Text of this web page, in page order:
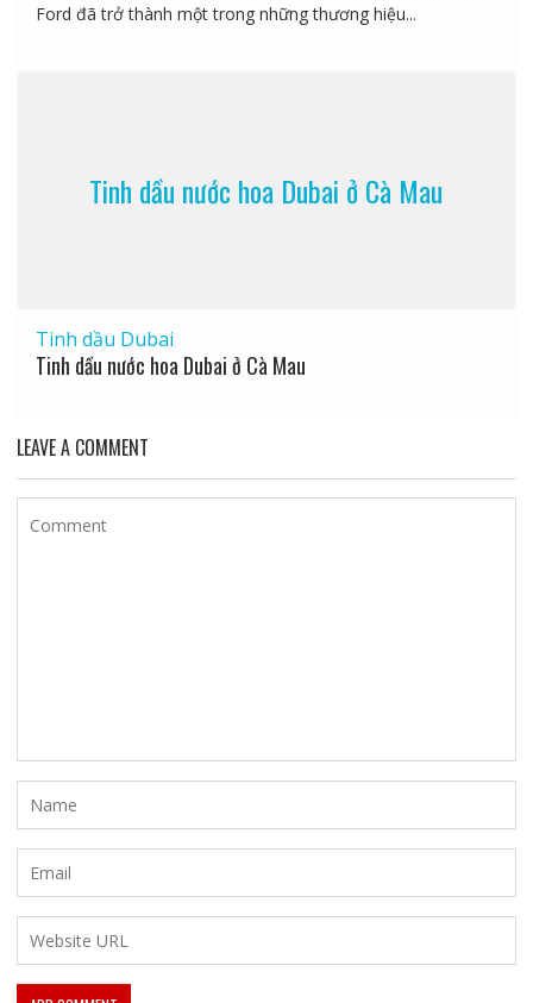
Ford đã trở thành một trong những thương hiệu...
Tinh dầu nước hoa Dubai ở Cà Mau
Tinh dầu Dubai
Tinh dầu nước hoa Dubai ở Cà Mau
LEAVE A COMMENT